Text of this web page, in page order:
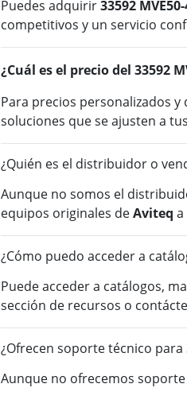
Puedes adquirir33592
competitivos y un servicio
¿Cuál es el precio del 33592
Para precios personalizados
soluciones que se ajusten a
¿Quién es el distribuidor o
Aunque no somos el
equipos originales deAviteq
¿Cómo puedo acceder a
Puede acceder a catálogos,
sección de recursos o
¿Ofrecen soporte técnico para
Aunque no ofrecemos